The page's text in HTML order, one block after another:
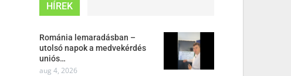
HÍREK
Románia lemaradásban –
utolsó napok a medvekérdés
uniós…
aug 4, 2026